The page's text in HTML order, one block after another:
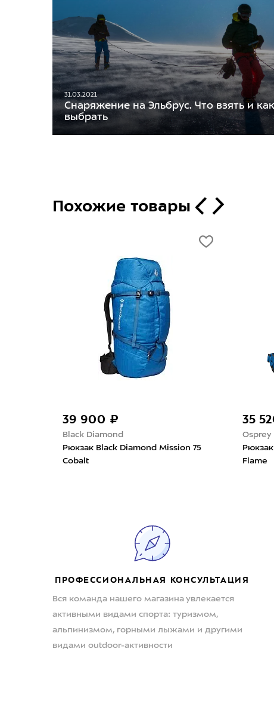
31.03.2021
Снаряжение на Эльбрус. Что взять и как
выбрать
Похожие товары
39 900 ₽
Black Diamond
Рюкзак Black Diamond Mission 75
Cobalt
35
Osprey
Flame
ПРОФЕССИОНАЛЬНАЯ КОНСУЛЬТАЦИЯ
Вся команда нашего магазина увлекается
активными видами спорта: туризмом,
альпинизмом, горными лыжами и другими
видами outdoor-активности